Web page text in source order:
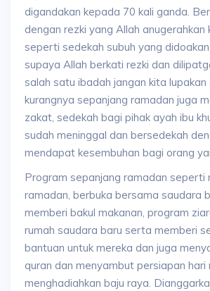
digandakan kepada 70 kali ganda.
dengan rezki yang Allah anugerahkan
seperti sedekah subuh yang
supaya Allah berkati rezki dan
salah satu ibadah jangan kita lupakan
kurangnya sepanjang ramadan juga
zakat, sedekah bagi pihak ayah ibu
sudah meninggal dan bersedekah
mendapat kesembuhan bagi orang
Program sepanjang ramadan seperti
ramadan, berbuka bersama saudara
memberi bakul makanan, program
rumah saudara baru serta memberi
bantuan untuk mereka dan juga
quran dan menyambut persiapan
menghadiahkan baju raya.